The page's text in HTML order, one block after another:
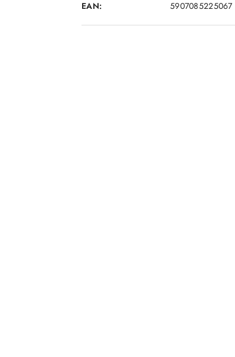
EAN: 5907085225067